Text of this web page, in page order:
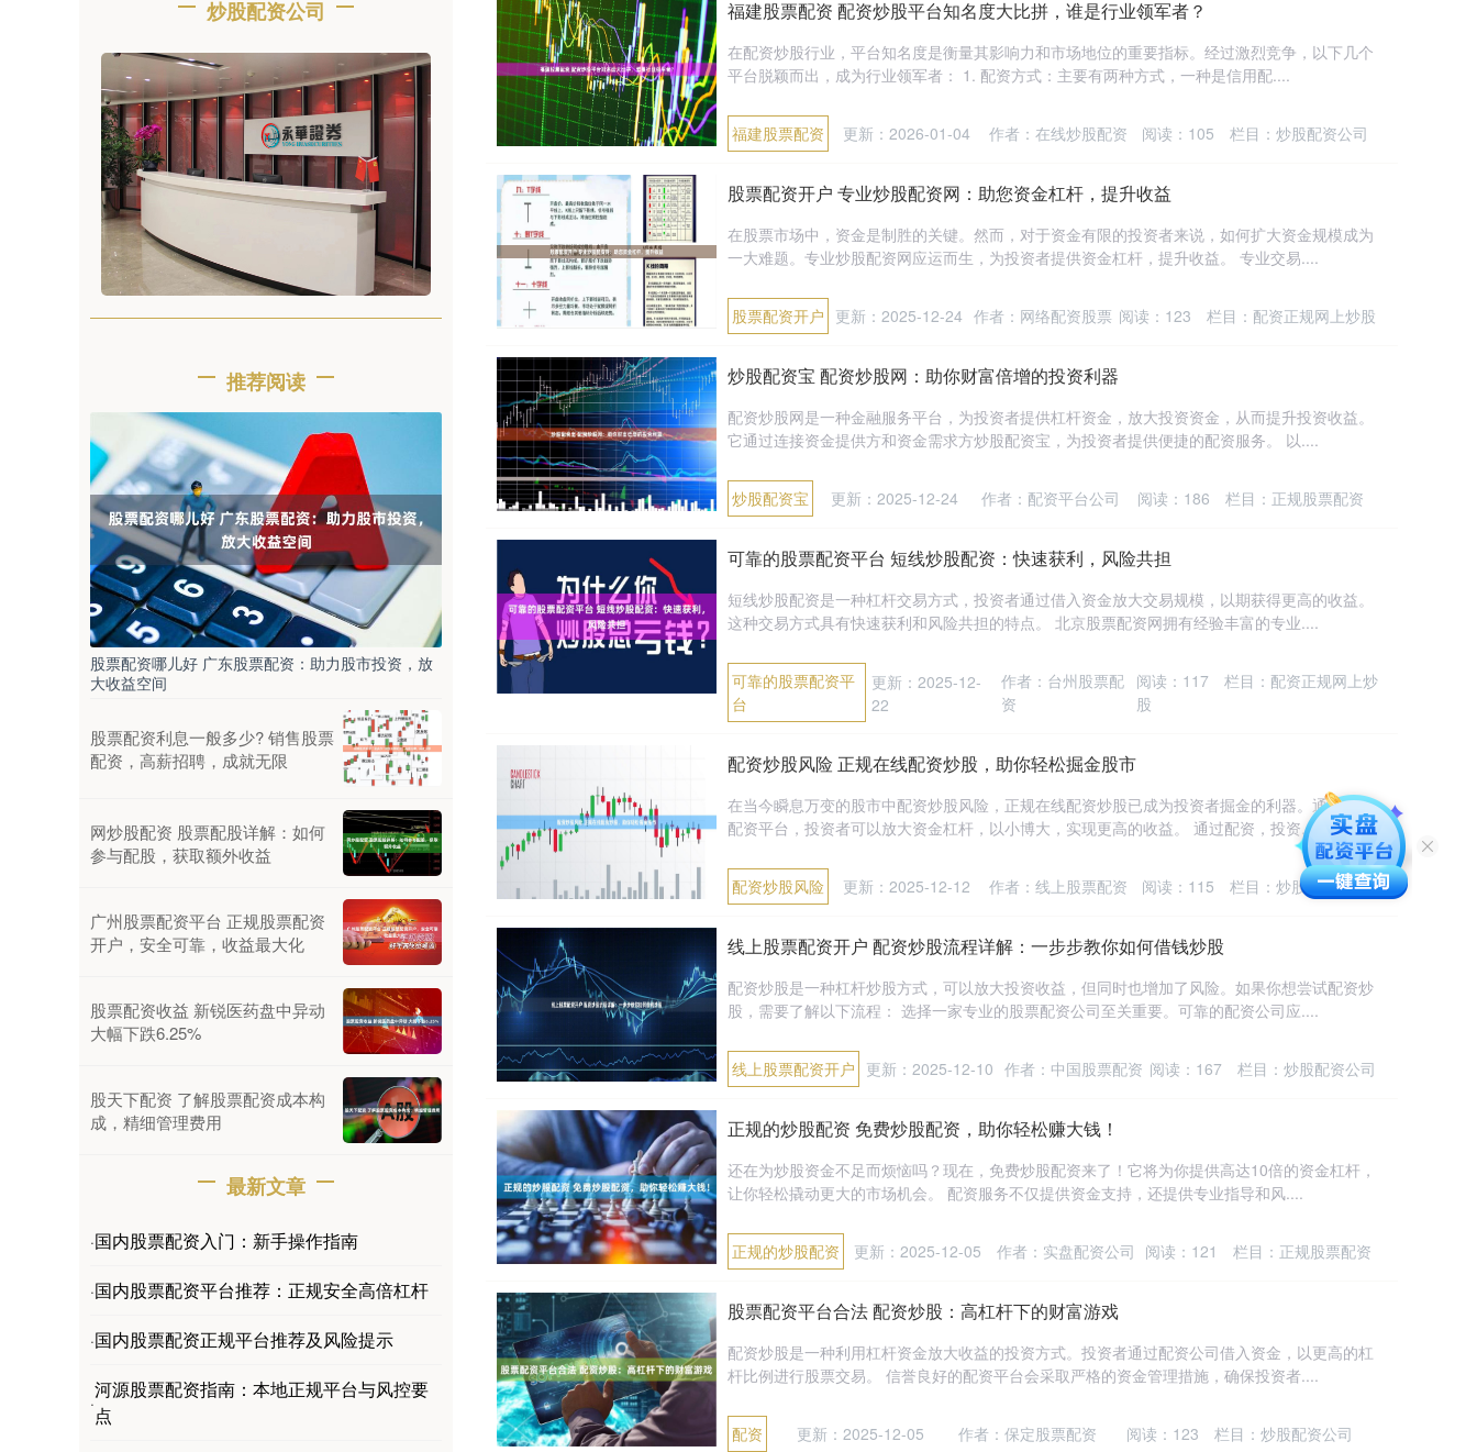
福建股票配资 配资炒股平台知名度大比拼，谁是行业领军者？
在配资炒股行业，平台知名度是衡量其影响力和市场地位的重要指标。经过激烈竞争，以下几个
平台脱颖而出，成为行业领军者： 1. 配资方式：主要有两种方式，一种是信用配....
福建股票配资 更新：2026-01-04 作者：在线炒股配资 阅读： 105 栏目： 炒股配资公司
股票配资开户 专业炒股配资网：助您资金杠杆，提升收益
在股票市场中，资金是制胜的关键。然而，对于资金有限的投资者来说，如何扩大资金规模成为
一大难题。专业炒股配资网应运而生，为投资者提供资金杠杆，提升收益。 专业交易....
股票配资开户 更新：2025-12-24 作者：网络配资股票 阅读： 123 栏目： 配资正规网上炒股
炒股配资宝 配资炒股网：助你财富倍增的投资利器
配资炒股网是一种金融服务平台，为投资者提供杠杆资金，放大投资资金，从而提升投资收益。
它通过连接资金提供方和资金需求方炒股配资宝，为投资者提供便捷的配资服务。 以....
炒股配资宝 更新：2025-12-24 作者：配资平台公司 阅读： 186 栏目： 正规股票配资
可靠的股票配资平台 短线炒股配资：快速获利，风险共担
短线炒股配资是一种杠杆交易方式，投资者通过借入资金放大交易规模，以期获得更高的收益。
这种交易方式具有快速获利和风险共担的特点。 北京股票配资网拥有经验丰富的专业....
可靠的股票配资平
台
更新：2025-12-
22
作者：台州股票配
资
阅读： 117 栏目： 配资正规网上炒
股
配资炒股风险 正规在线配资炒股，助你轻松掘金股市
在当今瞬息万变的股市中配资炒股风险，正规在线配资炒股已成为投资者掘金的利器。通过正规
配资平台，投资者可以放大资金杠杆，以小博大，实现更高的收益。 通过配资，投资....
配资炒股风险 更新：2025-12-12 作者：线上股票配资 阅读： 115 栏目： 炒股配资公司
线上股票配资开户 配资炒股流程详解：一步步教你如何借钱炒股
配资炒股是一种杠杆炒股方式，可以放大投资收益，但同时也增加了风险。如果你想尝试配资炒
股，需要了解以下流程： 选择一家专业的股票配资公司至关重要。可靠的配资公司应....
线上股票配资开户 更新：2025-12-10 作者：中国股票配资 阅读： 167 栏目： 炒股配资公司
正规的炒股配资 免费炒股配资，助你轻松赚大钱！
还在为炒股资金不足而烦恼吗？现在，免费炒股配资来了！它将为你提供高达10倍的资金杠杆，
让你轻松撬动更大的市场机会。 配资服务不仅提供资金支持，还提供专业指导和风....
正规的炒股配资 更新：2025-12-05 作者：实盘配资公司 阅读： 121 栏目： 正规股票配资
股票配资平台合法 配资炒股：高杠杆下的财富游戏
配资炒股是一种利用杠杆资金放大收益的投资方式。投资者通过配资公司借入资金，以更高的杠
杆比例进行股票交易。 信誉良好的配资平台会采取严格的资金管理措施，确保投资者....
配资 更新：2025-12-05 作者：保定股票配资 阅读： 123 栏目： 炒股配资公司
炒股配资公司
推荐阅读
股票配资哪儿好 广东股票配资：助力股市投资，放
大收益空间
股票配资利息一般多少? 销售股票
配资，高薪招聘，成就无限
网炒股配资 股票配股详解：如何
参与配股，获取额外收益
广州股票配资平台 正规股票配资
开户，安全可靠，收益最大化
股票配资收益 新锐医药盘中异动
大幅下跌6.25%
股天下配资 了解股票配资成本构
成，精细管理费用
最新文章
·国内股票配资入门：新手操作指南
·国内股票配资平台推荐：正规安全高倍杠杆
·国内股票配资正规平台推荐及风险提示
·
河源股票配资指南：本地正规平台与风控要
点